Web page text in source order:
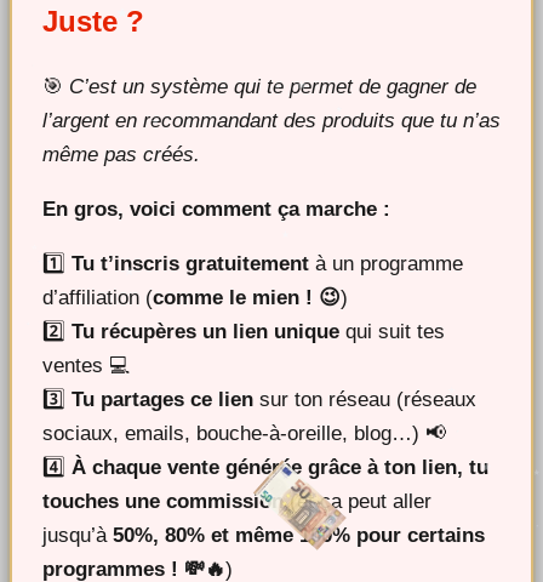
Juste ?
🎯 C’est un système qui te permet de gagner de
l’argent en recommandant des produits que tu n’as
même pas créés.
En gros, voici comment ça marche :
1️⃣ Tu t’inscris gratuitement à un programme
d’affiliation (comme le mien ! 😉)
2️⃣ Tu récupères un lien unique qui suit tes
ventes 💻
3️⃣ Tu partages ce lien sur ton réseau (réseaux
sociaux, emails, bouche-à-oreille, blog…) 📢
4️⃣ À chaque vente générée grâce à ton lien, tu
touches une commission(et ça peut aller
jusqu’à 50%, 80% et même 100% pour certains
programmes ! 💸🔥)